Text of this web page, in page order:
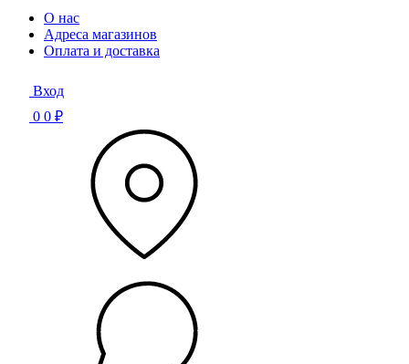
О нас
Адреса магазинов
Оплата и доставка
Вход
0 0 ₽